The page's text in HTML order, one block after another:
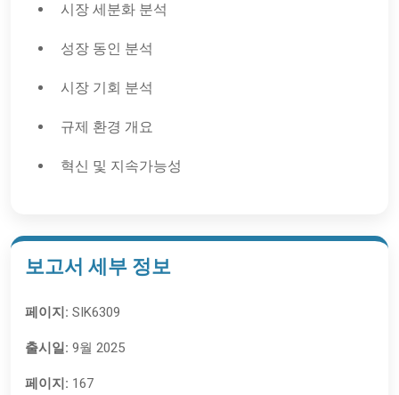
시장 세분화 분석
성장 동인 분석
시장 기회 분석
규제 환경 개요
혁신 및 지속가능성
보고서 세부 정보
페이지: SIK6309
출시일: 9월 2025
페이지: 167